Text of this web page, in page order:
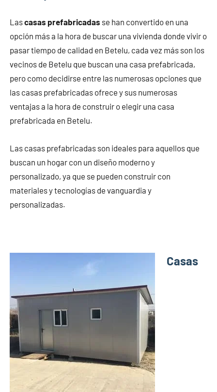
Lascasas prefabricadas se han convertido en una
opción más a la hora de buscar una vivienda donde vivir o
pasar tiempo de calidad en Betelu, cada vez más son los
vecinos de Betelu que buscan una casa prefabricada,
pero como decidirse entre las numerosas opciones que
las casas prefabricadas ofrece y sus numerosas
ventajas a la hora de construir o elegir una casa
prefabricada en Betelu.
Las casas prefabricadas son ideales para aquellos que
buscan un hogar con un diseño moderno y
personalizado, ya que se pueden construir con
materiales y tecnologías de vanguardia y
personalizadas.
Casas